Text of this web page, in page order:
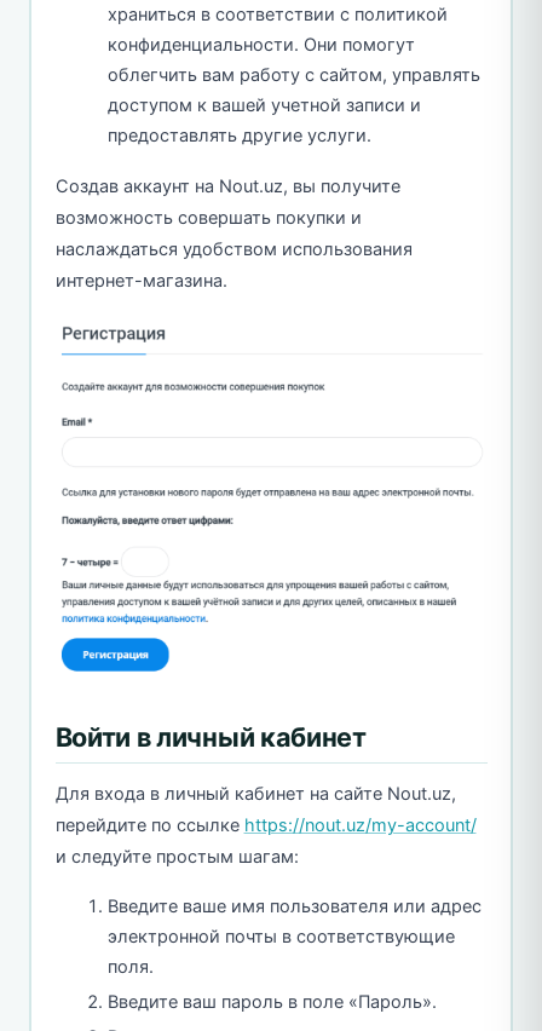
храниться в соответствии с политикой
конфиденциальности. Они помогут
облегчить вам работу с сайтом, управлять
доступом к вашей учетной записи и
предоставлять другие услуги.
Создав аккаунт на Nout.uz, вы получите
возможность совершать покупки и
наслаждаться удобством использования
интернет-магазина.
Войти в личный кабинет
Для входа в личный кабинет на сайте Nout.uz,
перейдите по ссылке https://nout.uz/my-account/
и следуйте простым шагам:
Введите ваше имя пользователя или адрес
электронной почты в соответствующие
поля.
Введите ваш пароль в поле «Пароль».